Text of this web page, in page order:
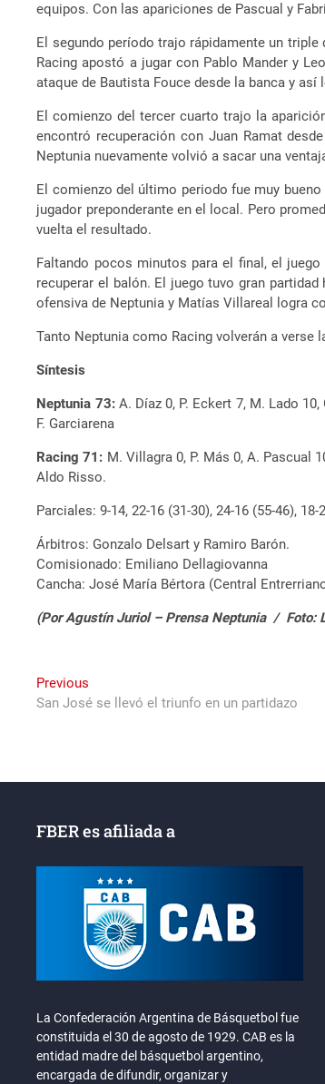
equipos. Con las apariciones de Pascual y
El segundo período trajo rápidamente un
Racing apostó a jugar con Pablo Mander y
ataque de Bautista Fouce desde la banca y
El comienzo del tercer cuarto trajo la
encontró recuperación con Juan Ramat
Neptunia nuevamente volvió a sacar una
El comienzo del último periodo fue muy
jugador preponderante en el local. Pero
vuelta el resultado.
Faltando pocos minutos para el final, el
recuperar el balón. El juego tuvo gran
ofensiva de Neptunia y Matías Villareal logra
Tanto Neptunia como Racing volverán a verse
Síntesis
Neptunia 73:A. Díaz 0, P. Eckert 7, M. Lado 10,
F. Garciarena
Racing 71: M. Villagra 0, P. Más 0, A. Pascual
Aldo Risso.
Parciales: 9-14, 22-16 (31-30), 24-16 (55-46), 18-
Árbitros: Gonzalo Delsart y Ramiro Barón.
Comisionado: Emiliano Dellagiovanna
Cancha: José María Bértora (Central
(Por Agustín Juriol – Prensa Neptunia / Foto:
Navegación
de
Previous
post:
San José se llevó el triunfo en un partidazo
FBER es afiliada a
La Confederación Argentina de Básquetbol fue
constituida el 30 de agosto de 1929. CAB es la
entidad madre del básquetbol argentino,
encargada de difundir, organizar y